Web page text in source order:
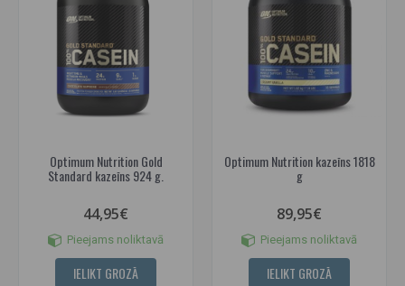
Optimum Nutrition Gold
Standard kazeīns 924 g.
44,95€
Pieejams noliktavā
IELIKT GROZĀ
Optimum Nutrition kazeīns 1818
g
89,95€
Pieejams noliktavā
IELIKT GROZĀ